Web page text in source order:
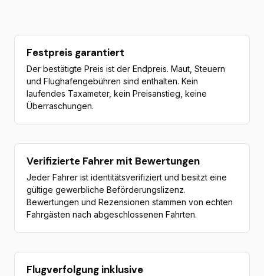
Festpreis garantiert
Der bestätigte Preis ist der Endpreis. Maut, Steuern
und Flughafengebühren sind enthalten. Kein
laufendes Taxameter, kein Preisanstieg, keine
Überraschungen.
Verifizierte Fahrer mit Bewertungen
Jeder Fahrer ist identitätsverifiziert und besitzt eine
gültige gewerbliche Beförderungslizenz.
Bewertungen und Rezensionen stammen von echten
Fahrgästen nach abgeschlossenen Fahrten.
Flugverfolgung inklusive